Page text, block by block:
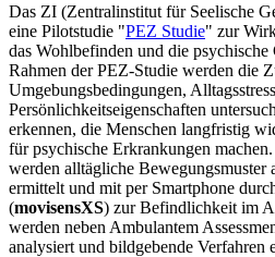
Das ZI (Zentralinstitut für Seelische
eine Pilotstudie "PEZ Studie" zur
das Wohlbefinden und die
Rahmen der PEZ-Studie werden die
Umgebungsbedingungen,
Persönlichkeitseigenschaften
erkennen, die Menschen langfristig
für psychische Erkrankungen
werden alltägliche Bewegungsmuster
ermittelt und mit per Smartphone
(movisensXS) zur Befindlichkeit im
werden neben Ambulantem
analysiert und bildgebende Verfahren